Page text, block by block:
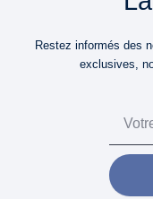
Restez informés des
exclusives,